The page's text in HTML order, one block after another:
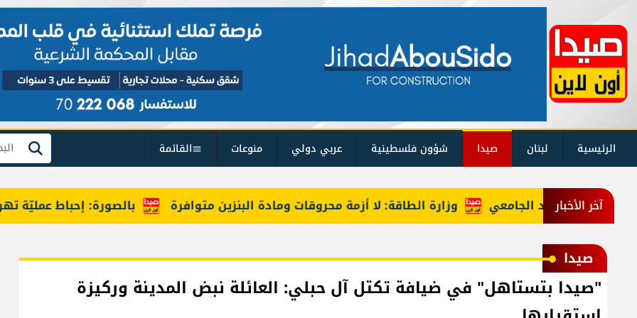
الرئيسية لبنان صيدا شؤون فلسطينية عربي دولي منوعات القائمة بحث
آخر الأخبار بالصورة: إحباط عمليّة تهريب وزارة الطاقة: لا أزمة محروقات ومادة البنزين متوافرة
صيدا
"صيدا بتستاهل" في ضيافة تكتل آل حبلي: العائلة نبض المدينة وركيزة